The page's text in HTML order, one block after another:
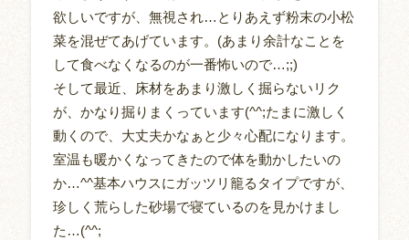
欲しいですが、無視され…とりあえず粉末の小松
菜を混ぜてあげています。(あまり余計なことを
して食べなくなるのが一番怖いので…;;)
そして最近、床材をあまり激しく掘らないリク
が、かなり掘りまくっています(^^;たまに激しく
動くので、大丈夫かなぁと少々心配になります。
室温も暖かくなってきたので体を動かしたいの
か…^^基本ハウスにガッツリ籠るタイプですが、
珍しく荒らした砂場で寝ているのを見かけまし
た…(^^;